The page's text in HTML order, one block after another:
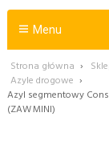
Menu
Strona główna ›
Azyle drogowe ›
Azyl segmentowy
(ZAW MINI)